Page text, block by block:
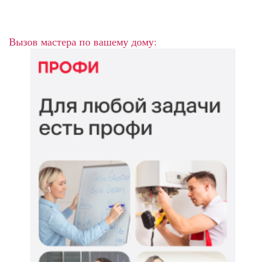
Вызов мастера по вашему дому: